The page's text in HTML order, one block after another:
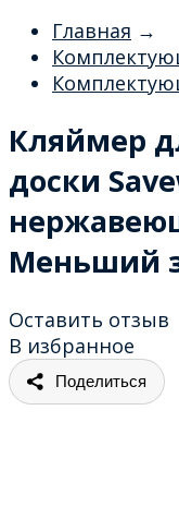
Главная →
Кляймер
доски
Меньший
Оставить отзыв
В избранное
Поделиться